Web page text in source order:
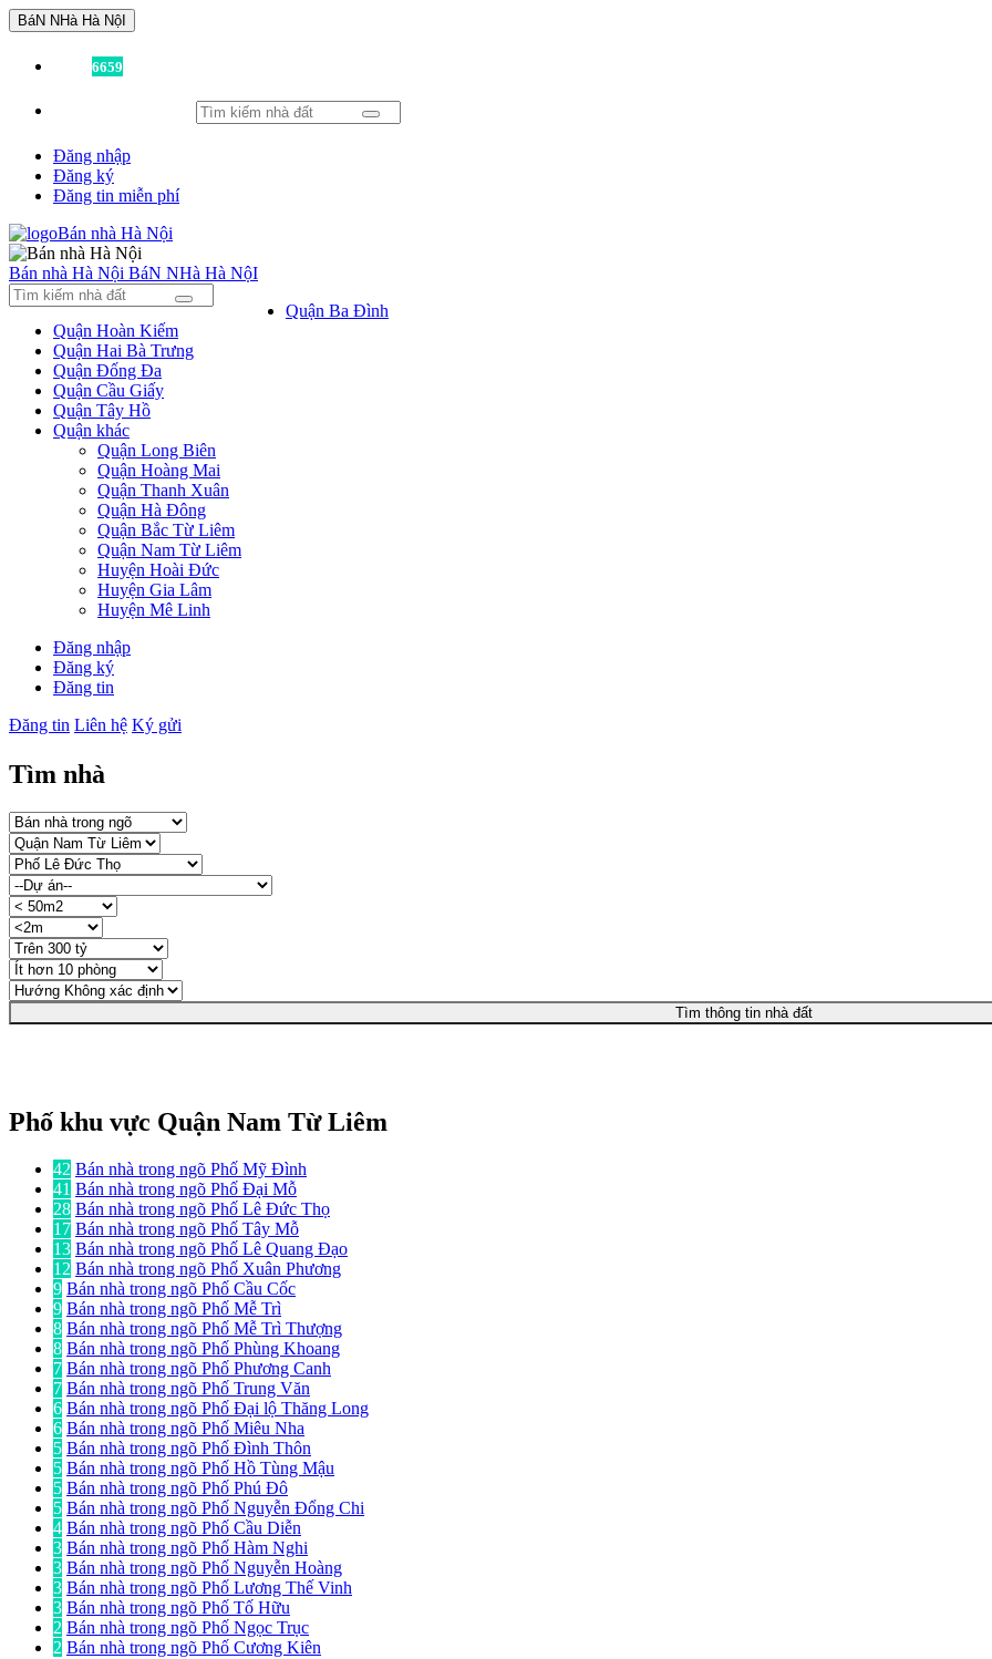
BáN NHà Hà NộI
6659
Đăng nhập
Đăng ký
Đăng tin miễn phí
Bán nhà Hà Nội BáN NHà Hà NộI
Quận Ba Đình
Quận Hoàn Kiếm
Quận Hai Bà Trưng
Quận Đống Đa
Quận Cầu Giấy
Quận Tây Hồ
Quận khác
Quận Long Biên
Quận Hoàng Mai
Quận Thanh Xuân
Quận Hà Đông
Quận Bắc Từ Liêm
Quận Nam Từ Liêm
Huyện Hoài Đức
Huyện Gia Lâm
Huyện Mê Linh
Đăng nhập
Đăng ký
Đăng tin
Đăng tin Liên hệ Ký gửi
Tìm nhà
Tìm thông tin nhà đất
Phố khu vực Quận Nam Từ Liêm
42 Bán nhà trong ngõ Phố Mỹ Đình
41 Bán nhà trong ngõ Phố Đại Mỗ
28 Bán nhà trong ngõ Phố Lê Đức Thọ
17 Bán nhà trong ngõ Phố Tây Mỗ
13 Bán nhà trong ngõ Phố Lê Quang Đạo
12 Bán nhà trong ngõ Phố Xuân Phương
9 Bán nhà trong ngõ Phố Cầu Cốc
9 Bán nhà trong ngõ Phố Mễ Trì
8 Bán nhà trong ngõ Phố Mễ Trì Thượng
8 Bán nhà trong ngõ Phố Phùng Khoang
7 Bán nhà trong ngõ Phố Phương Canh
7 Bán nhà trong ngõ Phố Trung Văn
6 Bán nhà trong ngõ Phố Đại lộ Thăng Long
6 Bán nhà trong ngõ Phố Miêu Nha
5 Bán nhà trong ngõ Phố Đình Thôn
5 Bán nhà trong ngõ Phố Hồ Tùng Mậu
5 Bán nhà trong ngõ Phố Phú Đô
5 Bán nhà trong ngõ Phố Nguyễn Đổng Chi
4 Bán nhà trong ngõ Phố Cầu Diễn
3 Bán nhà trong ngõ Phố Hàm Nghi
3 Bán nhà trong ngõ Phố Nguyễn Hoàng
3 Bán nhà trong ngõ Phố Lương Thế Vinh
3 Bán nhà trong ngõ Phố Tố Hữu
2 Bán nhà trong ngõ Phố Ngọc Trục
2 Bán nhà trong ngõ Phố Cương Kiên